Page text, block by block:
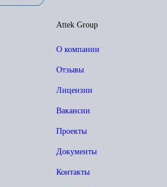
Attek Group
О компании
Отзывы
Лицензии
Вакансии
Проекты
Документы
Контакты